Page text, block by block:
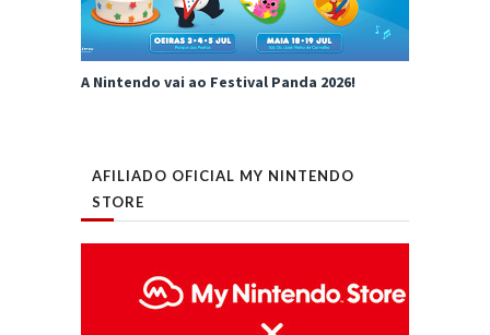
A Nintendo vai ao Festival Panda 2026!
AFILIADO OFICIAL MY NINTENDO
STORE